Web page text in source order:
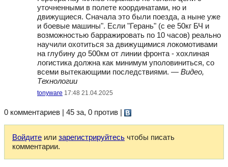
уточненными в полете координатами, но и
движущиеся. Сначала это были поезда, а ныне уже
и боевые машины". Если "Герань" (с ее 50кг БЧ и
возможностью барражировать по 10 часов) реально
научили охотиться за движущимися локомотивами
на глубину до 500км от линии фронта - хохлиная
логистика должна как минимум уполовиниться, со
всеми вытекающими последствиями. — Видео,
Технологии
tonyware 17:48 21.04.2025
0 комментариев | 45 за, 0 против
Войдите или зарегистрируйтесь чтобы писать
комментарии.